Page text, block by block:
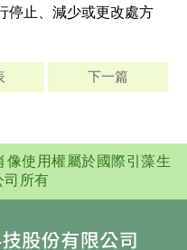
停止、減少或更改處方
下一篇
像使用權屬於國際引藻生
司所有